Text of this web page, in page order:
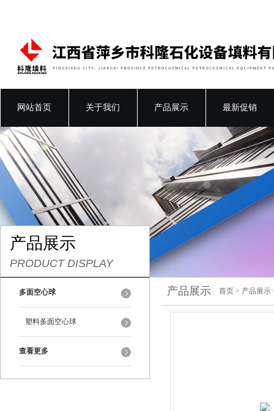
网站首页 关于我们 产品展示 最新促销
产品展示
PRODUCT DISPLAY
多面空心球
塑料多面空心球
查看更多
产品展示 首页 > 产品展示